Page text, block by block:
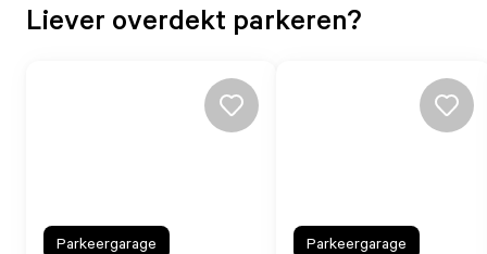
Liever overdekt parkeren?
Parkeergarage Parkeergarage